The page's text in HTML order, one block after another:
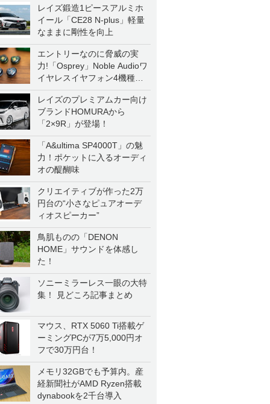
レイズ鍛造1ピースアルミホ
イール「CE28 N-plus」軽量
なままに剛性を向上
エントリーなのに脅威の実
力!「Osprey」Noble Audioワ
イヤレスイヤフォン4機種を
一気に聴く
レイズのプレミアムカー向け
ブランドHOMURAから
「2×9R」が登場！
「A&ultima SP4000T」の魅
力！ポケットに入るオーディ
オの醍醐味
クリエイティブが作った2万
円台の“小さなピュアオーデ
ィオスピーカー”
鳥肌ものの「DENON
HOME」サウンドを体感し
た！
ソニーミラーレス一眼の大特
集！ 見どころ記事まとめ
マウス、RTX 5060 Ti搭載ゲ
ーミングPCが7万5,000円オ
フで30万円台！
メモリ32GBでも予算内。産
経新聞社がAMD Ryzen搭載
dynabookを2千台導入